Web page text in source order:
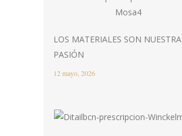
LOS MATERIALES SON NUESTRA
PASIÓN
12 mayo, 2026